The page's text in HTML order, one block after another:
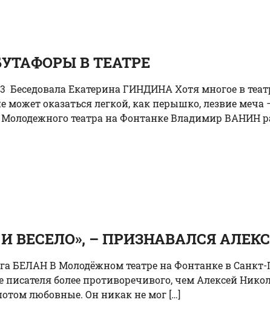
В ТЕАТРЕ
Беседовала Екатерина ГИНДИНА Хотя многое в
может оказаться легкой, как перышко, лезвие
театра на Фонтанке Владимир ВАНИН
ВЕСЕЛО», – ПРИЗНАВАЛСЯ
БЕЛАН В Молодёжном театре на Фонтанке в
более противоречивого, чем Алексей
любовные. Он никак не мог […]